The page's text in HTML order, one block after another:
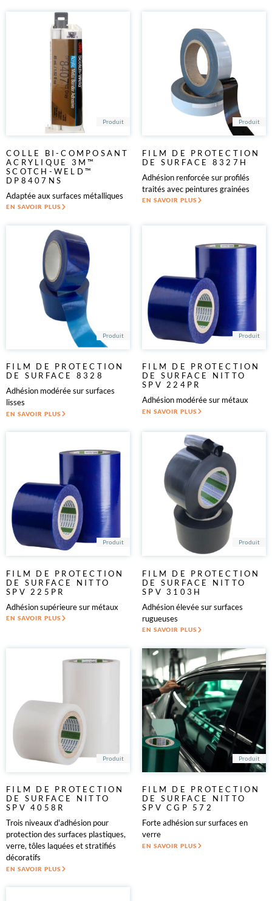
Produit
COLLE BI-COMPOSANT
ACRYLIQUE 3M™
SCOTCH-WELD™
DP8407NS
Adaptée aux surfaces métalliques
EN SAVOIR PLUS
Produit
FILM DE PROTECTION
DE SURFACE 8327H
Adhésion renforcée sur profilés
traités avec peintures grainées
EN SAVOIR PLUS
Produit
FILM DE PROTECTION
DE SURFACE 8328
Adhésion modérée sur surfaces
lisses
EN SAVOIR PLUS
Produit
FILM DE PROTECTION
DE SURFACE NITTO
SPV 224PR
Adhésion modérée sur métaux
EN SAVOIR PLUS
Produit
FILM DE PROTECTION
DE SURFACE NITTO
SPV 225PR
Adhésion supérieure sur métaux
EN SAVOIR PLUS
Produit
FILM DE PROTECTION
DE SURFACE NITTO
SPV 3103H
Adhésion élevée sur surfaces
rugueuses
EN SAVOIR PLUS
Produit
FILM DE PROTECTION
DE SURFACE NITTO
SPV 4058R
Trois niveaux d'adhésion pour
protection des surfaces plastiques,
verre, tôles laquées et stratifiés
décoratifs
EN SAVOIR PLUS
Produit
FILM DE PROTECTION
DE SURFACE NITTO
SPV CGP 572
Forte adhésion sur surfaces en
verre
EN SAVOIR PLUS